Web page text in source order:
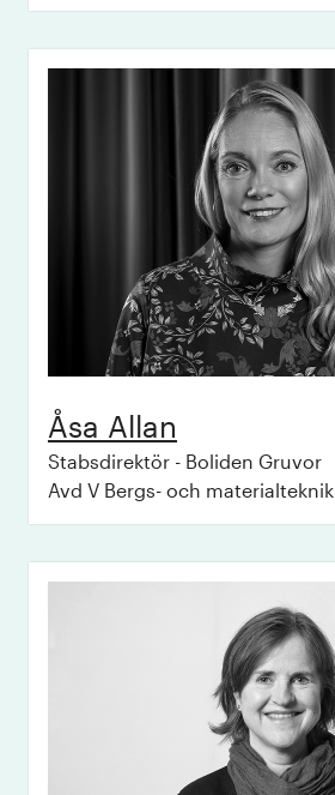
Åsa Allan
Stabsdirektör - Boliden Gruvor
Avd V Bergs- och materialteknik